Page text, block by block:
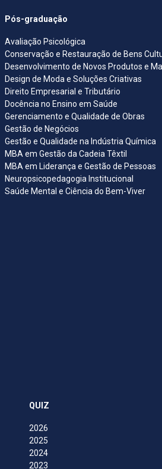
Pós-graduação
Avaliação Psicológica
Conservação e Restauração de Bens
Desenvolvimento de Novos Produtos e
Design de Moda e Soluções Criativas
Direito Empresarial e Tributário
Docência no Ensino em Saúde
Gerenciamento e Qualidade de Obras
Gestão de Negócios
Gestão e Qualidade na Indústria Química
MBA em Gestão da Cadeia Têxtil
MBA em Liderança e Gestão de Pessoas
Neuropsicopedagogia Institucional
Saúde Mental e Ciência do Bem-Viver
QUIZ
2026
2025
2024
2023